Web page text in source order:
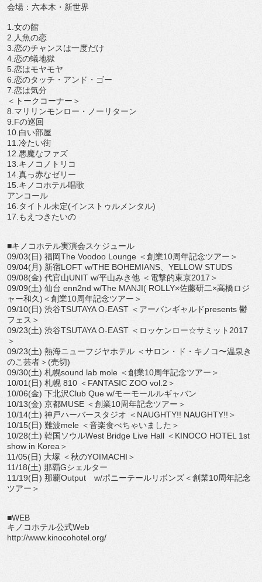
会場：六本木・新世界
1.女の館
2.人魚の恋
3.恋のチャンスは一度だけ
4.恋の蟻地獄
5.恋はモヤモヤ
6.恋のタッチ・アンド・ゴー
7.恋は気分
＜トークコーナー＞
8.マリリンモンロー・ノーリターン
9.Fの巡回
10.白い部屋
11.冷たい街
12.悪魔なファズ
13.キノコノトリコ
14.真っ赤なゼリー
15.キノコホテル唱歌
アンコール
16.タイトル未定(インストゥルメンタル)
17.もえつきたいの
■キノコホテル実演会スケジュール
09/03(日) 福岡The Voodoo Lounge ＜創業10周年記念ツアー＞
09/04(月) 新宿LOFT w/THE BOHEMIANS、YELLOW STUDS
09/08(金) 代官山UNIT w/平山みき他 ＜電撃的東京2017＞
09/09(土) 仙台 enn2nd w/The MANJI( ROLLY×佐藤研二×高橋ロジ
ャー和久)＜創業10周年記念ツアー＞
09/10(日) 渋谷TSUTAYA O-EAST ＜アーバンギャルドpresents 鬱
フェス＞
09/23(土) 渋谷TSUTAYA O-EAST ＜ロッケンロー☆サミット2017
＞
09/23(土) 熱海ニューフジヤホテル ＜サロン・ド・キノコ〜温泉き
のこ芸者＞(売切)
09/30(土) 札幌sound lab mole ＜創業10周年記念ツアー＞
10/01(日) 札幌 810 ＜FANTASIC ZOO vol.2＞
10/06(金) 下北沢Club Que w/モーモールルギャバン
10/13(金) 京都MUSE ＜創業10周年記念ツアー＞
10/14(土) 神戸ハーバースタジオ ＜NAUGHTY!! NAUGHTY!!＞
10/15(日) 難波mele ＜音楽食べちゃいました＞
10/28(土) 韓国ソウルWest Bridge Live Hall ＜KINOCO HOTEL 1st
show in Korea＞
11/05(日) 大塚 ＜秋のYOIMACHI＞
11/18(土) 那覇Gシェルター
11/19(日) 那覇Output w/ポニーテールリボンズ＜創業10周年記念
ツアー＞
■WEB
キノコホテル公式Web
http://www.kinocohotel.org/